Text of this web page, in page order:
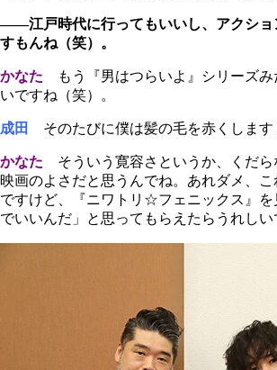
――江戸時代に行ってもいいし、アクショ
すもんね（笑）。
かなた もう『男はつらいよ』シリーズみ
いですね（笑）。
成田 そのたびに僕は髪の毛を赤くします
かなた そういう寛容さというか、くだら
映画のよさだと思うんでね。あれダメ、
ですけど、『ニワトリ☆フェニックス』を
でいいんだ」と思ってもらえたらうれしい